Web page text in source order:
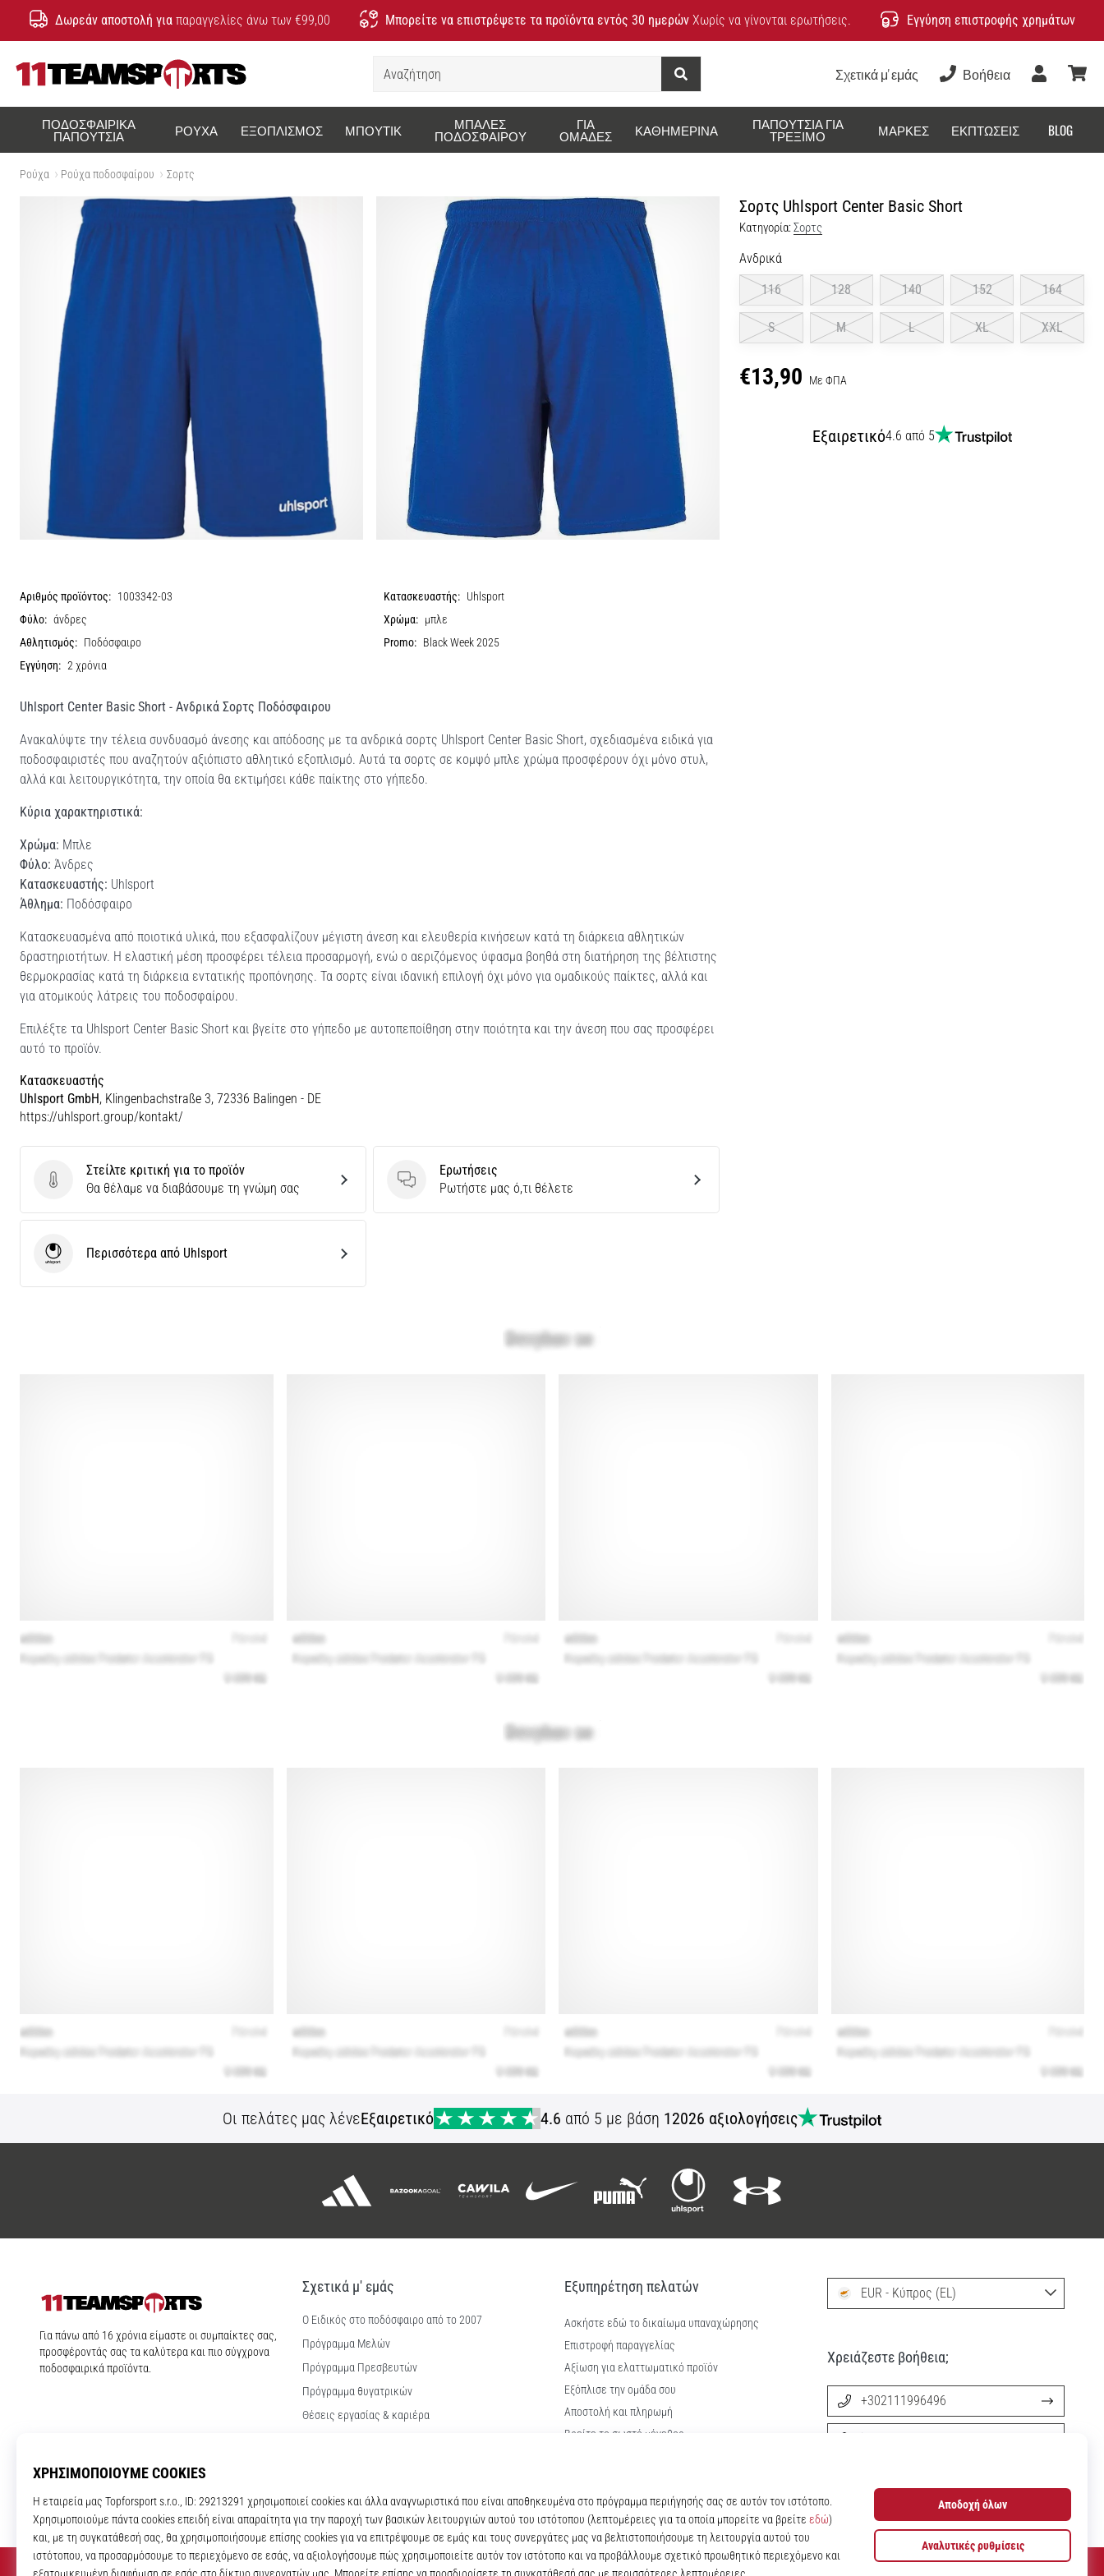
Δωρεάν αποστολή για παραγγελίες άνω των €99,00 Μπορείτε να επιστρέψετε τα προϊόντα εντός 30 ημερών Χωρίς να γίνονται ερωτήσεις. Εγγύηση επιστροφής χρημάτων
Αναζήτηση
Σχετικά μ' εμάς Βοήθεια
Χρήστης
ΠΟΔΟΣΦΑΙΡΙΚΆ
ΠΑΠΟΎΤΣΙΑ ΡΟΎΧΑ ΕΞΟΠΛΙΣΜΌΣ ΜΠΟΥΤΊΚ ΜΠΆΛΕΣ
ΠΟΔΟΣΦΑΊΡΟΥ
ΓΙΑ
ΟΜΆΔΕΣ ΚΑΘΗΜΕΡΙΝΆ ΠΑΠΟΎΤΣΙΑ ΓΙΑ
ΤΡΈΞΙΜΟ ΜΆΡΚΕΣ ΕΚΠΤΏΣΕΙΣ BLOG
Ρούχα Ρούχα ποδοσφαίρου Σορτς
Σορτς Uhlsport Center Basic Short
Κατηγορία:Σορτς
Ανδρικά
116
128 140 152 164
S M L XL XXL
€13,90 Με ΦΠΑ
Εξαιρετικό4.6 από 5
Αριθμός προϊόντος: 1003342-03 Κατασκευαστής: Uhlsport
Φύλο: άνδρες Χρώμα: μπλε
Αθλητισμός: Ποδόσφαιρο Promo: Black Week 2025
Εγγύηση: 2 χρόνια
Uhlsport Center Basic Short - Ανδρικά Σορτς Ποδόσφαιρου
Ανακαλύψτε την τέλεια συνδυασμό άνεσης και απόδοσης με τα ανδρικά σορτς Uhlsport Center Basic Short, σχεδιασμένα ειδικά για
ποδοσφαιριστές που αναζητούν αξιόπιστο αθλητικό εξοπλισμό. Αυτά τα σορτς σε κομψό μπλε χρώμα προσφέρουν όχι μόνο στυλ,
αλλά και λειτουργικότητα, την οποία θα εκτιμήσει κάθε παίκτης στο γήπεδο.
Κύρια χαρακτηριστικά:
Χρώμα: Μπλε
Φύλο: Άνδρες
Κατασκευαστής: Uhlsport
Άθλημα: Ποδόσφαιρο
Κατασκευασμένα από ποιοτικά υλικά, που εξασφαλίζουν μέγιστη άνεση και ελευθερία κινήσεων κατά τη διάρκεια αθλητικών
δραστηριοτήτων. Η ελαστική μέση προσφέρει τέλεια προσαρμογή, ενώ ο αεριζόμενος ύφασμα βοηθά στη διατήρηση της βέλτιστης
θερμοκρασίας κατά τη διάρκεια εντατικής προπόνησης. Τα σορτς είναι ιδανική επιλογή όχι μόνο για ομαδικούς παίκτες, αλλά και
για ατομικούς λάτρεις του ποδοσφαίρου.
Επιλέξτε τα Uhlsport Center Basic Short και βγείτε στο γήπεδο με αυτοπεποίθηση στην ποιότητα και την άνεση που σας προσφέρει
αυτό το προϊόν.
Κατασκευαστής
Uhlsport GmbH, Klingenbachstraße 3, 72336 Balingen - DE
https://uhlsport.group/kontakt/
Στείλτε κριτική για το προϊόν
Στείλτε κριτική για το προϊόν
Θα θέλαμε να διαβάσουμε τη γνώμη σας
Ερωτήσεις
Ερωτήσεις
Ρωτήστε μας ό,τι θέλετε
UhlsportΠερισσότερα από Uhlsport
Οι πελάτες μας λένεΕξαιρετικό 4.6 από 5 με βάση 12026 αξιολογήσεις
11teamsports.cy
Για πάνω από 16 χρόνια είμαστε οι συμπαίκτες σας,
προσφέροντάς σας τα καλύτερα και πιο σύγχρονα
ποδοσφαιρικά προϊόντα.
Σχετικά μ' εμάς
Ο Ειδικός στο ποδόσφαιρο από το 2007
Πρόγραμμα Μελών
Πρόγραμμα Πρεσβευτών
Πρόγραμμα θυγατρικών
Θέσεις εργασίας & καριέρα
Εξυπηρέτηση πελατών
Ασκήστε εδώ το δικαίωμα υπαναχώρησης
Επιστροφή παραγγελίας
Αξίωση για ελαττωματικό προϊόν
Εξόπλισε την ομάδα σου
Αποστολή και πληρωμή
Βρείτε το σωστό μέγεθος
Πολιτική απορρήτου
EUR - Κύπρος (EL)
Χρειάζεστε βοήθεια;
+302111996496
info@11teamsports.cy
© 2010 – 2026 11teamsports.cy